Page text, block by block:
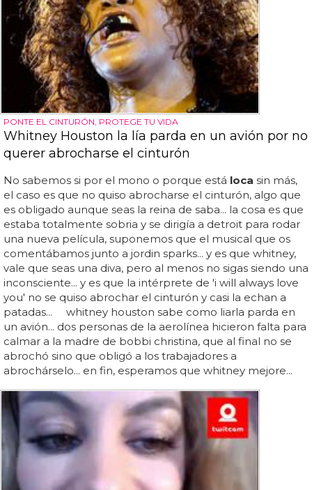
PONTE EL CINTURÓN, PROTEGE TU VIDA
Whitney Houston la lía parda en un avión por no
querer abrocharse el cinturón
No sabemos si por el mono o porque está loca sin más,
el caso es que no quiso abrocharse el cinturón, algo que
es obligado aunque seas la reina de saba... la cosa es que
estaba totalmente sobria y se dirigía a detroit para rodar
una nueva película, suponemos que el musical que os
comentábamos junto a jordin sparks... y es que whitney,
vale que seas una diva, pero al menos no sigas siendo una
inconsciente... y es que la intérprete de 'i will always love
you' no se quiso abrochar el cinturón y casi la echan a
patadas... whitney houston sabe como liarla parda en
un avión... dos personas de la aerolínea hicieron falta para
calmar a la madre de bobbi christina, que al final no se
abrochó sino que obligó a los trabajadores a
abrochárselo... en fin, esperamos que whitney mejore...